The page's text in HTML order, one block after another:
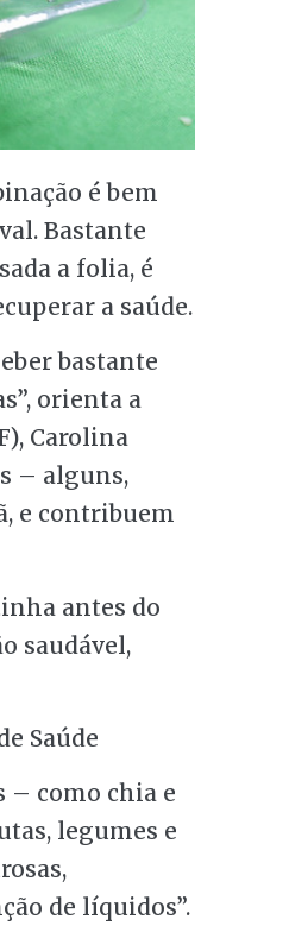
é bem
Bastante
a folia, é
a saúde.
bastante
orienta a
Carolina
– alguns,
e contribuem
antes do
saudável,
Saúde
– como chia e
legumes e
de líquidos”.